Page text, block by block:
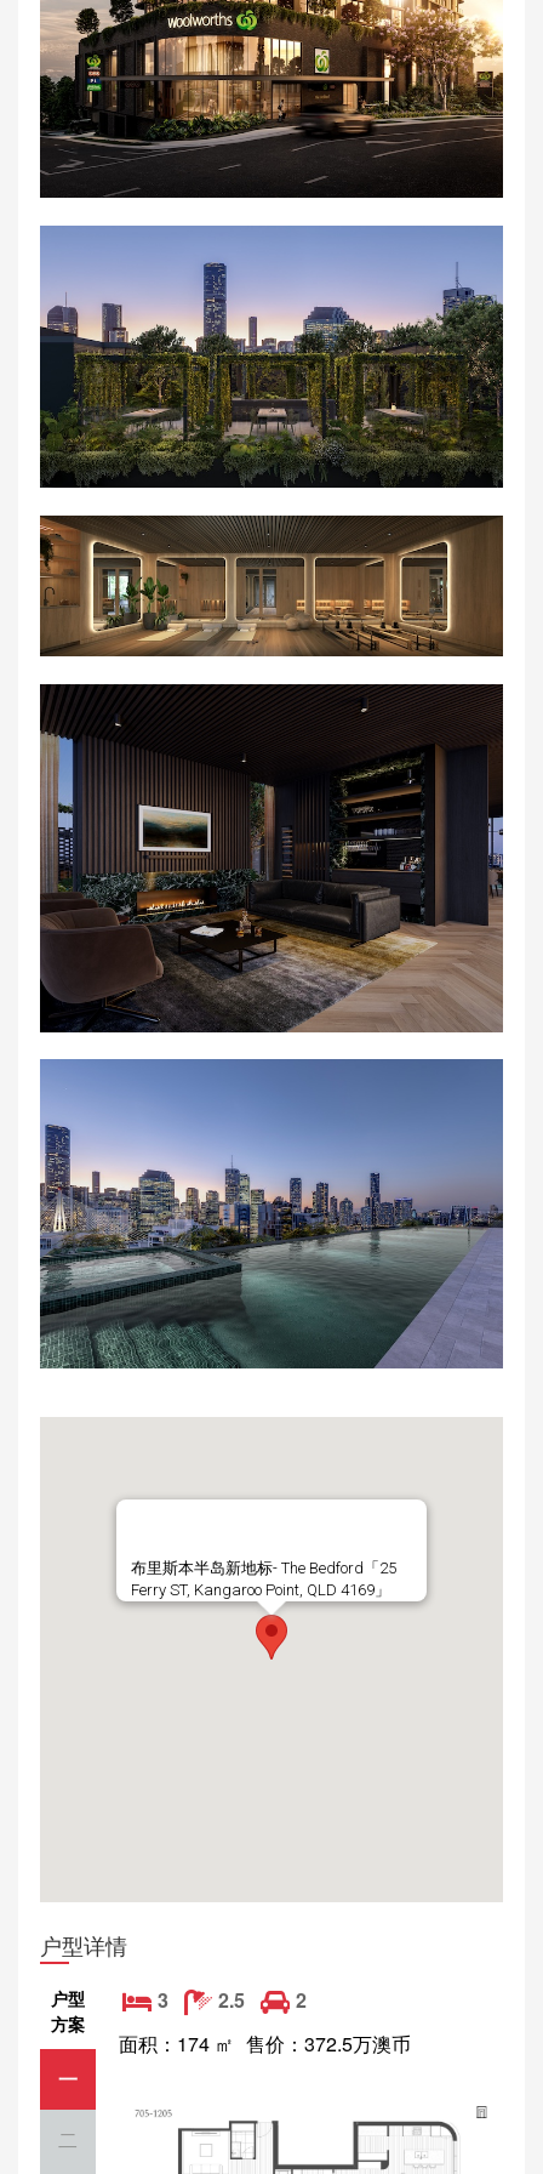
布里斯本半岛新地标- The Bedford「25
Ferry ST, Kangaroo Point, QLD 4169」
户型详情
户型
方案
一
二
3 2.5
2
面积：174 ㎡ 售价：372.5万澳币